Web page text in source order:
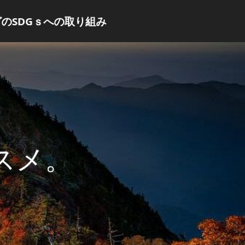
SDGｓへの取り組み
メ。